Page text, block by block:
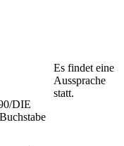
DIE
Es findet eine
Aussprache
statt.